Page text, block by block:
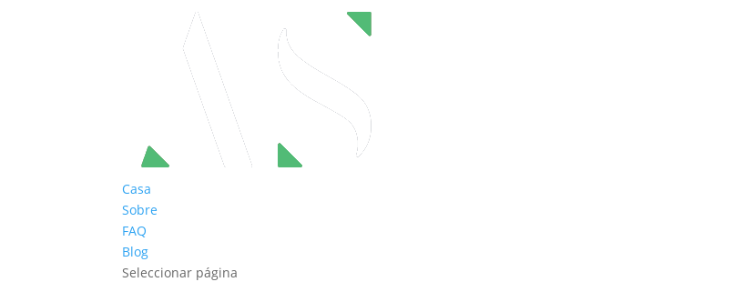
Casa
Sobre
FAQ
Blog
Seleccionar página